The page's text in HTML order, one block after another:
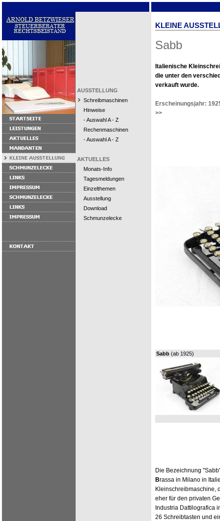
AUSSTELLUNG
Schreibmaschinen
Hinweise
- Auswahl A - Z
Rechenmaschinen
- Auswahl A - Z
AKTUELLES
Monats-Info
Tagesmeldungen
Einzelthemen
Ausstellung
Download
Schmunzelecke
KLEINE
Sabb
Italienische
die unter den
verkauft wurde.
Erscheinungsjahr:
>>
Sabb (ab 1925)
Die Bezeichnung
Brassa in Milano in
Kleinschreibmaschine,
eher für den privaten
Industria Dattilografica
26 Schreibtasten und